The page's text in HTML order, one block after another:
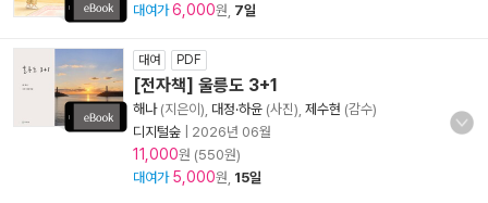
대여가 6,000원, 7일
대여 PDF
[전자책] 울릉도 3+1
해나(지은이), 대정·하윤 (사진), 제수현 (감수)
디지털숲
2026년 06월
11,000원 (550원)
대여가 5,000원, 15일